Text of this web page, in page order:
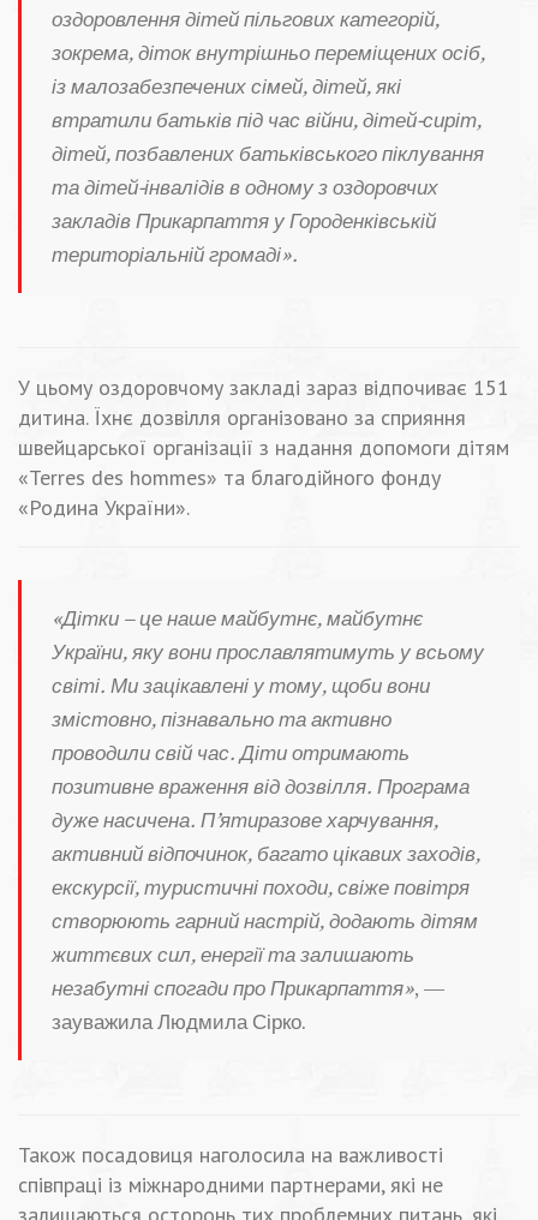
оздоровлення дітей пільгових категорій,
зокрема, діток внутрішньо переміщених осіб,
із малозабезпечених сімей, дітей, які
втратили батьків під час війни, дітей-сиріт,
дітей, позбавлених батьківського піклування
та дітей-інвалідів в одному з оздоровчих
закладів Прикарпаття у Городенківській
територіальній громаді».
У цьому оздоровчому закладі зараз відпочиває 151
дитина. Їхнє дозвілля організовано за сприяння
швейцарської організації з надання допомоги дітям
«Terres des hommes» та благодійного фонду
«Родина України».
«Дітки – це наше майбутнє, майбутнє
України, яку вони прославлятимуть у всьому
світі. Ми зацікавлені у тому, щоби вони
змістовно, пізнавально та активно
проводили свій час. Діти отримають
позитивне враження від дозвілля. Програма
дуже насичена. П’ятиразове харчування,
активний відпочинок, багато цікавих заходів,
екскурсії, туристичні походи, свіже повітря
створюють гарний настрій, додають дітям
життєвих сил, енергії та залишають
незабутні спогади про Прикарпаття», —
зауважила Людмила Сірко.
Також посадовиця наголосила на важливості
співпраці із міжнародними партнерами, які не